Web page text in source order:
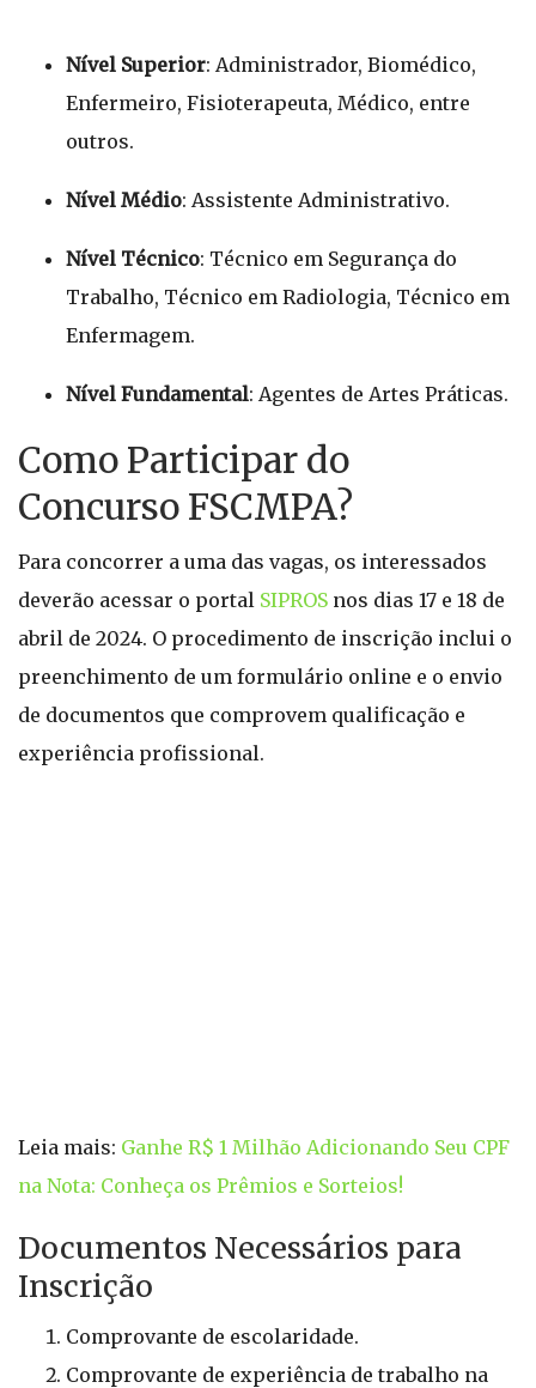
Nível Superior: Administrador, Biomédico,
Enfermeiro, Fisioterapeuta, Médico, entre
outros.
Nível Médio: Assistente Administrativo.
Nível Técnico: Técnico em Segurança do
Trabalho, Técnico em Radiologia, Técnico em
Enfermagem.
Nível Fundamental: Agentes de Artes Práticas.
Como Participar do
Concurso FSCMPA?
Para concorrer a uma das vagas, os interessados
deverão acessar o portal SIPROS nos dias 17 e 18 de
abril de 2024. O procedimento de inscrição inclui o
preenchimento de um formulário online e o envio
de documentos que comprovem qualificação e
experiência profissional.
Leia mais: Ganhe R$ 1 Milhão Adicionando Seu CPF
na Nota: Conheça os Prêmios e Sorteios!
Documentos Necessários para
Inscrição
Comprovante de escolaridade.
Comprovante de experiência de trabalho na